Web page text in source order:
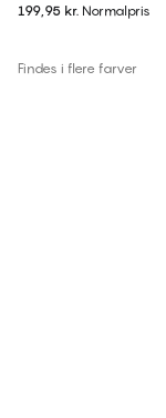
199,95 kr. Normalpris
Findes i flere farver